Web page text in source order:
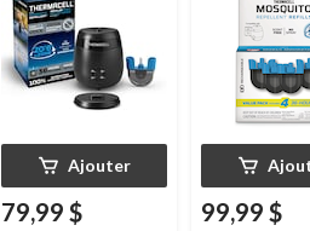
Ajouter
79,99 $ 99,99 $